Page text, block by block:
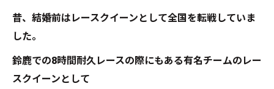
昔、結婚前はレースクイーンとして全国を転戦していま
した。
鈴鹿での8時間耐久レースの際にもある有名チームのレー
スクイーンとして